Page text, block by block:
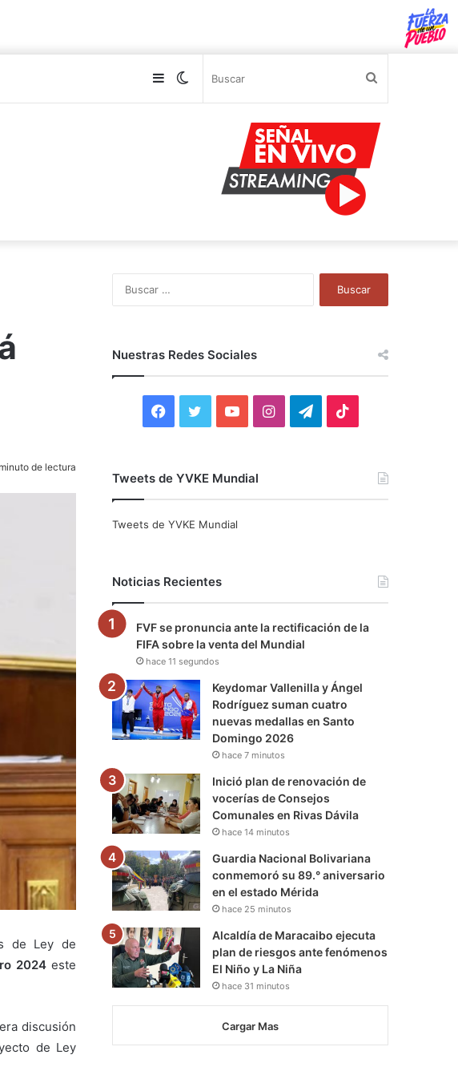
Switch
Sidebar
de lectura
de Ley de
2024 este
discusión
de Ley
Nuestras Redes Sociales
F
c
o
k
i
r
Y
u
e
I
r
a
T
a
m
Tweets de YVKE Mundial
Tweets de YVKE Mundial
Noticias Recientes
FVF se pronuncia ante la rectificación de la
FIFA sobre la venta del Mundial
hace 11 segundos
Keydomar Vallenilla y Ángel
Rodríguez suman cuatro
nuevas medallas en Santo
Domingo 2026
hace 7 minutos
Inició plan de renovación de
vocerías de Consejos
Comunales en Rivas Dávila
hace 14 minutos
Guardia Nacional Bolivariana
conmemoró su 89.° aniversario
en el estado Mérida
hace 25 minutos
Alcaldía de Maracaibo ejecuta
plan de riesgos ante fenómenos
El Niño y La Niña
hace 31 minutos
Cargar Mas